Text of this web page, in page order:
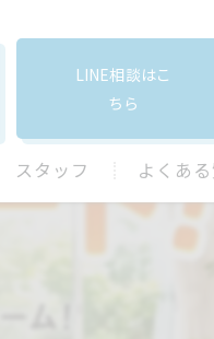
LINE相談はこ
ちら
スタッフ よくあ